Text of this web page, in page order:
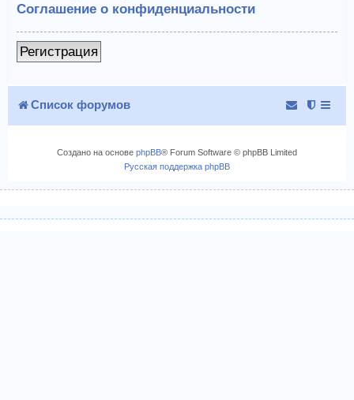
Соглашение о конфиденциальности
Регистрация
Список форумов
Создано на основе phpBB® Forum Software © phpBB Limited
Русская поддержка phpBB